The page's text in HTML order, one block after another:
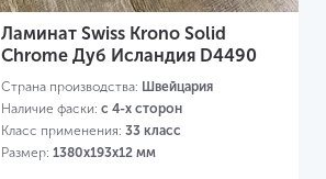
Ламинат Swiss Krono Solid
Chrome Дуб Исландия D4490
Страна производства: Швейцария
Наличие фаски: с 4-х сторон
Класс применения: 33 класс
Размер: 1380х193х12 мм